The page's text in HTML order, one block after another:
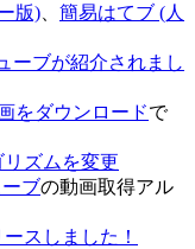
版)
簡易はてブ (人
ーブが紹介されまし
をダウンロードで
ズムを変更
ーブの動画取得アル
ースしました！